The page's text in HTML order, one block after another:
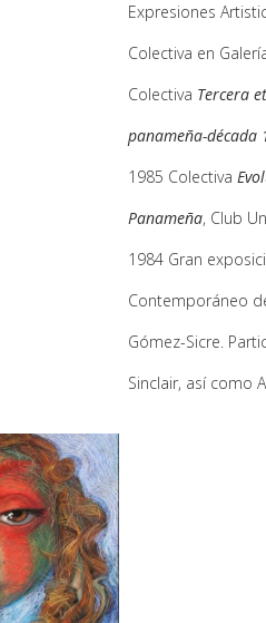
Expresiones
Colectiva en
Colectiva Tercera
panameña-década
1985 Colectiva
Panameña, Club
1984 Gran
Contemporáneo
Gómez-Sicre.
Sinclair, así como